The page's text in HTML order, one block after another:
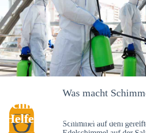
Schimmelexperte in
Helfer an Ort und Stelle
Was macht
Schimmel auf dem